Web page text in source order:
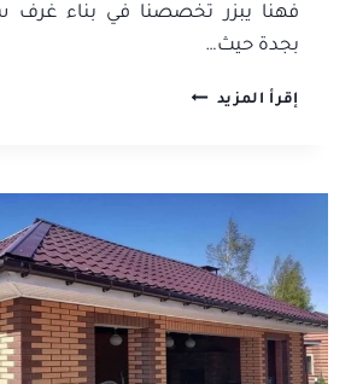
فهنا يبزر تخصصنا في بناء غرف
بجدة حيث…
إقرأ المزيد بناء
بجدة
تسليم
مفتاح،
موافق
لاشتراطات
البلدية،